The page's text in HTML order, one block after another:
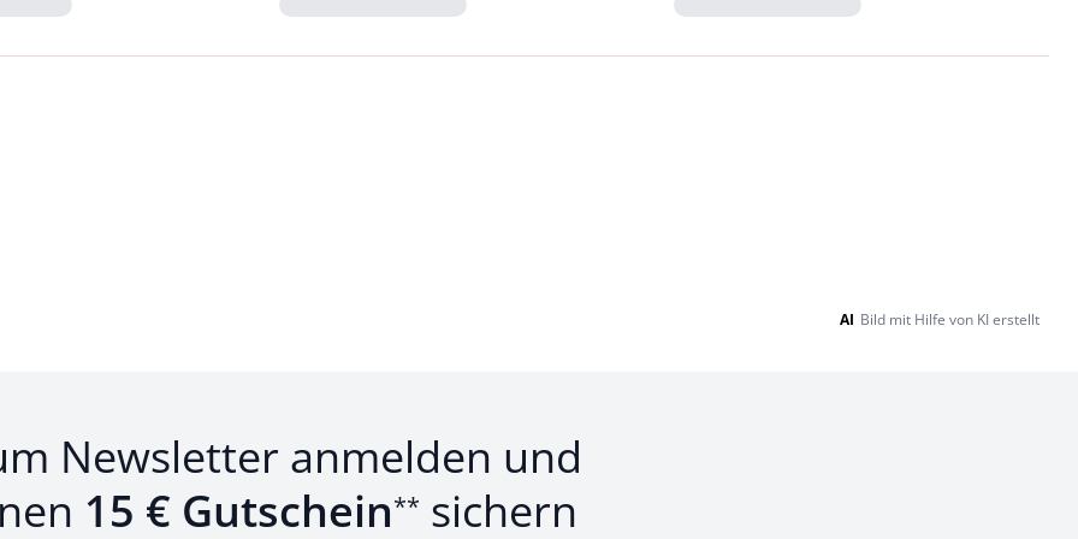
AI Bild mit Hilfe von KI erstellt
Newsletter anmelden und
15 € Gutschein** sichern